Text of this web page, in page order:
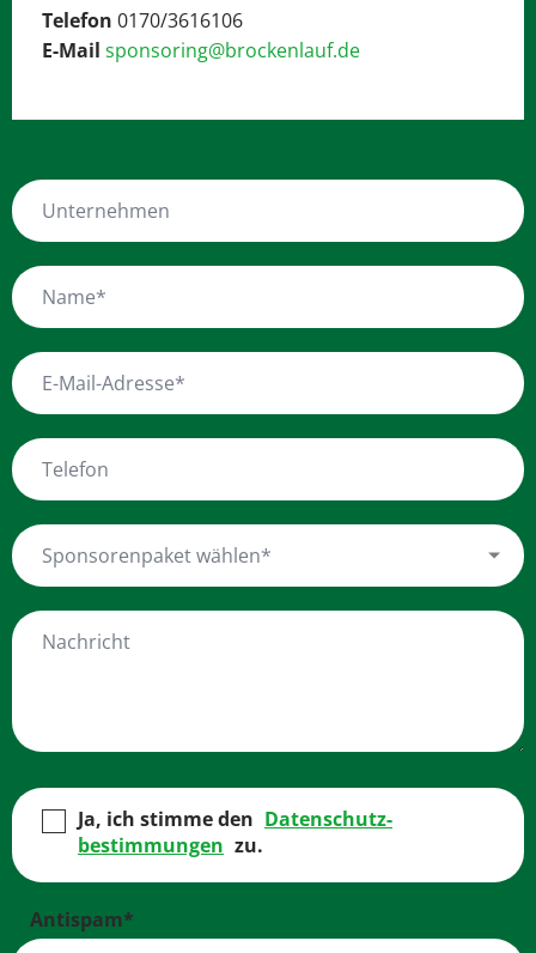
Telefon 0170/3616106
E-Mail sponsoring@brockenlauf.de
Ja, ich stimme den Datenschutz­
bestimmungen zu.
Antispam*